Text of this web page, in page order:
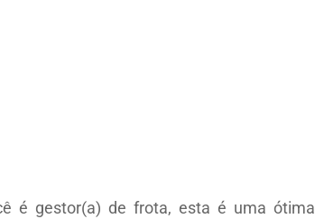
é gestor(a) de frota, esta é uma ótima